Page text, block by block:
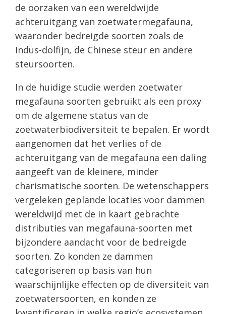
de oorzaken van een wereldwijde
achteruitgang van zoetwatermegafauna,
waaronder bedreigde soorten zoals de
Indus-dolfijn, de Chinese steur en andere
steursoorten.
In de huidige studie werden zoetwater
megafauna soorten gebruikt als een proxy
om de algemene status van de
zoetwaterbiodiversiteit te bepalen. Er wordt
aangenomen dat het verlies of de
achteruitgang van de megafauna een daling
aangeeft van de kleinere, minder
charismatische soorten. De wetenschappers
vergeleken geplande locaties voor dammen
wereldwijd met de in kaart gebrachte
distributies van megafauna-soorten met
bijzondere aandacht voor de bedreigde
soorten. Zo konden ze dammen
categoriseren op basis van hun
waarschijnlijke effecten op de diversiteit van
zoetwatersoorten, en konden ze